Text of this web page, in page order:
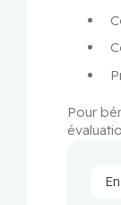
Pour